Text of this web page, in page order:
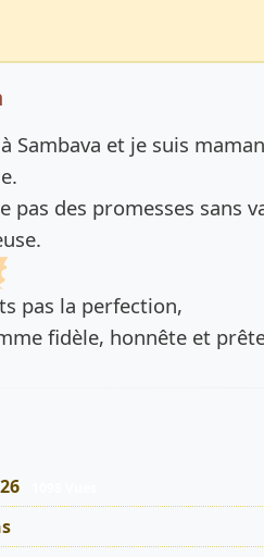
de l’annonce
Sambava et je suis
pas des promesses sans
pas la perfection,
fidèle, honnête et